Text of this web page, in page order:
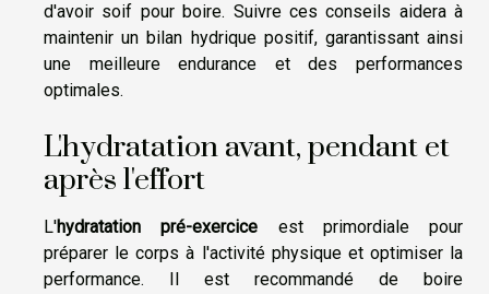
d'avoir soif pour boire. Suivre ces conseils aidera à
maintenir un bilan hydrique positif, garantissant ainsi
une meilleure endurance et des performances
optimales.
L'hydratation avant, pendant et
après l'effort
L'hydratation pré-exercice est primordiale pour
préparer le corps à l'activité physique et optimiser la
performance. Il est recommandé de boire